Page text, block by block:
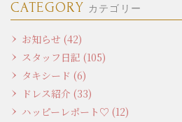
CATEGORY カテゴリー
お知らせ (42)
スタッフ日記 (105)
タキシード (6)
ドレス紹介 (33)
ハッピーレポート♡ (12)